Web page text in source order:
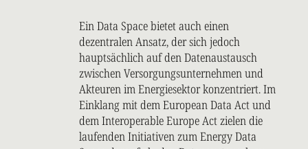
Ein Data Space bietet auch einen
dezentralen Ansatz, der sich jedoch
hauptsächlich auf den Datenaustausch
zwischen Versorgungsunternehmen und
Akteuren im Energiesektor konzentriert. Im
Einklang mit dem European Data Act und
dem Interoperable Europe Act zielen die
laufenden Initiativen zum Energy Data